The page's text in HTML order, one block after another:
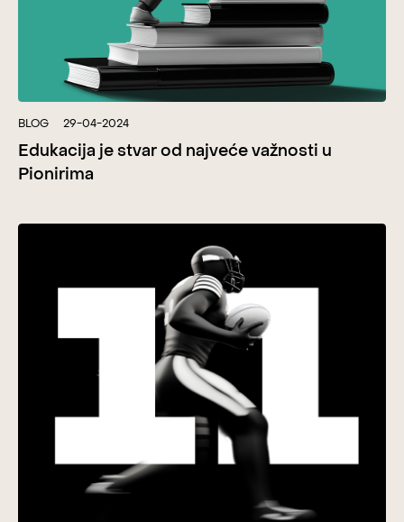
BLOG 29-04-2024
Edukacija je stvar od najveće važnosti u
Pionirima